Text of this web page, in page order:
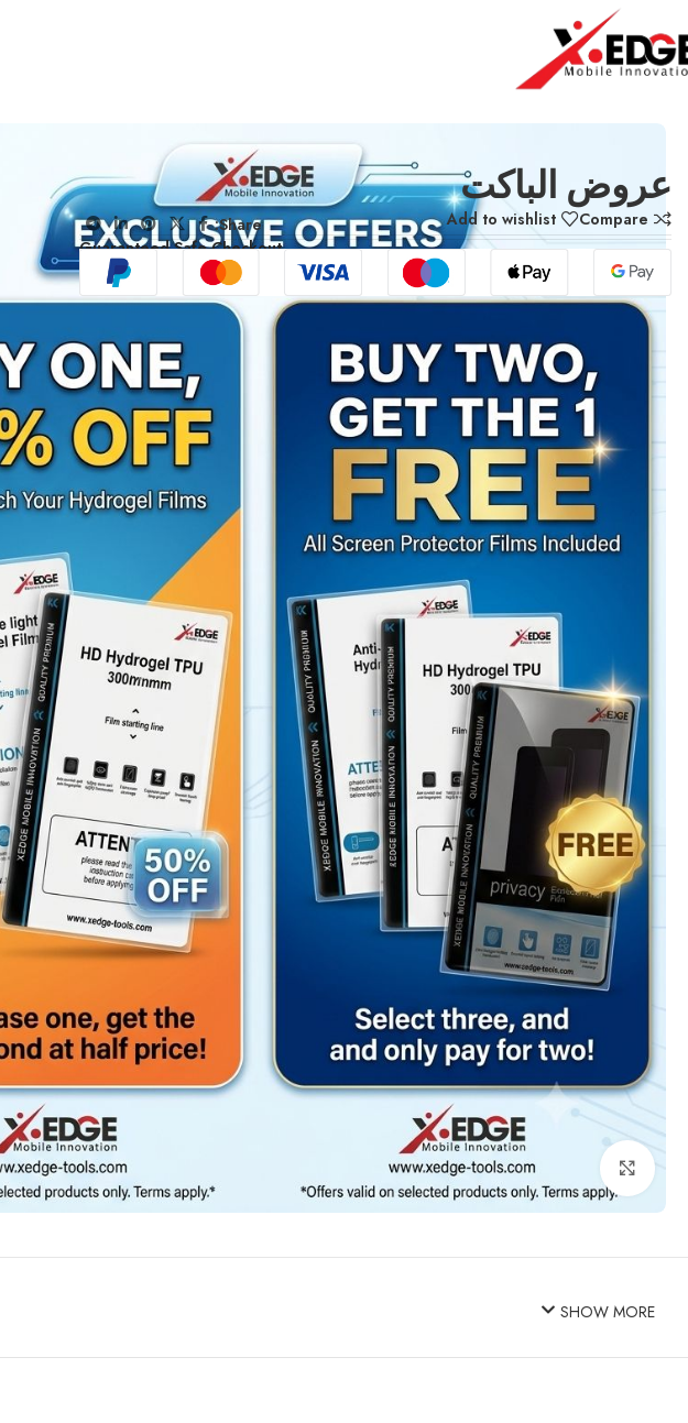
الرئيسية عروض اليوم الواحد
Click to enlarge
عروض الباكت
Compare
Add to wishlist
Share:
Guaranteed Safe Checkout
SHOW MORE